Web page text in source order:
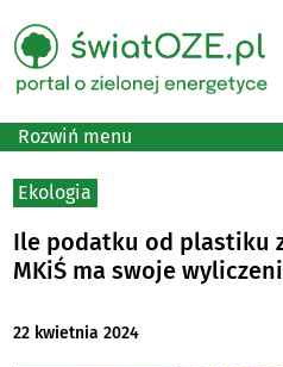
Rozwiń menu
Ekologia
Ile podatku od plastiku
MKiŚ ma swoje
22 kwietnia 2024